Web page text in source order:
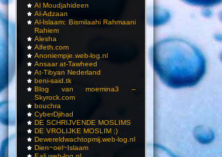
Al Moudjahideen
Al-Adzaan
Al-Islaam: Bismilaahi Rahmaani
Rahiem
Alesha
Alfeth.com
Anoniempje.web-log.nl
Ansaar at-Tawheed
At-Tibyan Nederland
beni-said.tk
Blog van moemina3 –
Skyrock.com
bouchra
CyberDjihad
DE SCHRIJVENDE MOSLIMS
DE VROLIJKE MOSLIM ;)
Dewereldwachtopmij.web-log.nl
Dien~oel~Islaam